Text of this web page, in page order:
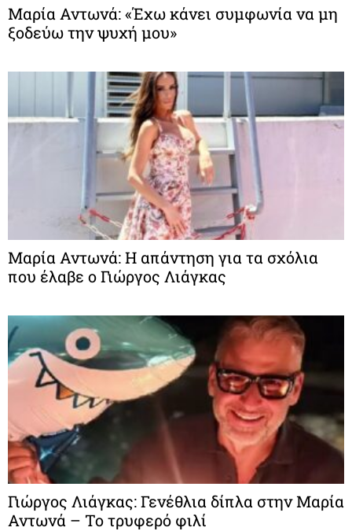
Μαρία Αντωνά: «Έχω κάνει συμφωνία να μη
ξοδεύω την ψυχή μου»
Μαρία Αντωνά: Η απάντηση για τα σχόλια
που έλαβε ο Γιώργος Λιάγκας
Γιώργος Λιάγκας: Γενέθλια δίπλα στην Μαρία
Αντωνά – Το τρυφερό φιλί